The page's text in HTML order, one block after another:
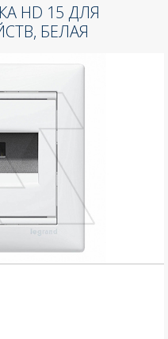
HD 15 ДЛЯ
БЕЛАЯ